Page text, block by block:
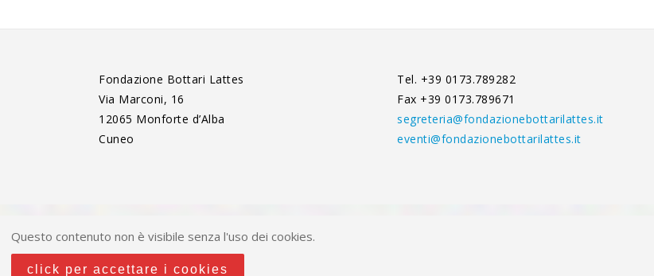
Fondazione Bottari Lattes
Via Marconi, 16
12065 Monforte d’Alba
Cuneo
Tel. +39 0173.789282
Fax +39 0173.789671
segreteria@fondazionebottarilattes.it
eventi@fondazionebottarilattes.it
Questo contenuto non è visibile senza l'uso dei cookies.
click per accettare i cookies